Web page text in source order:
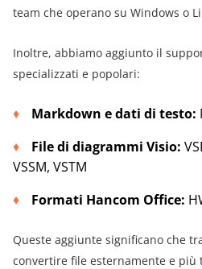
team che operano su Windows o
Inoltre, abbiamo aggiunto il
specializzati e popolari:
Markdown e dati di testo:
File di diagrammi Visio:
VSSM, VSTM
Formati Hancom Office:
Queste aggiunte significano che
convertire file esternamente e più